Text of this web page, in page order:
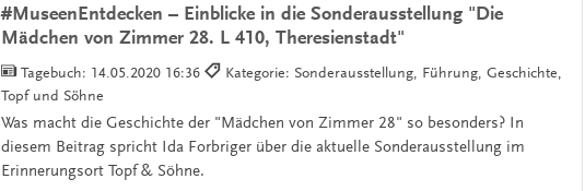
#MuseenEntdecken – Einblicke in die Sonderausstellung "Die
Mädchen von Zimmer 28. L 410, Theresienstadt"
Tagebuch: 14.05.2020 16:36
Kategorie: Sonderausstellung, Führung, Geschichte,
Topf und Söhne
Was macht die Geschichte der "Mädchen von Zimmer 28" so besonders? In
diesem Beitrag spricht Ida Forbriger über die aktuelle Sonderausstellung im
Erinnerungsort Topf & Söhne.